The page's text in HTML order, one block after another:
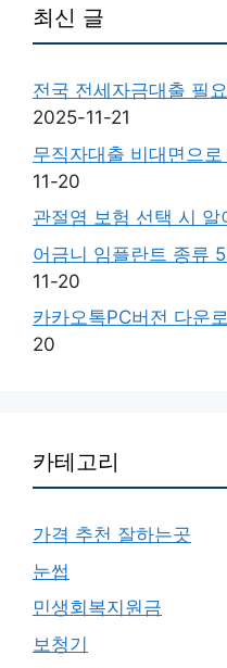
최신 글
전국 전세자금대출 필
2025-11-21
무직자대출 비대면으
11-20
관절염 보험 선택 시 알
어금니 임플란트 종류
11-20
카카오톡PC버전 다운
20
카테고리
가격 추천 잘하는곳
눈썹
민생회복지원금
보청기